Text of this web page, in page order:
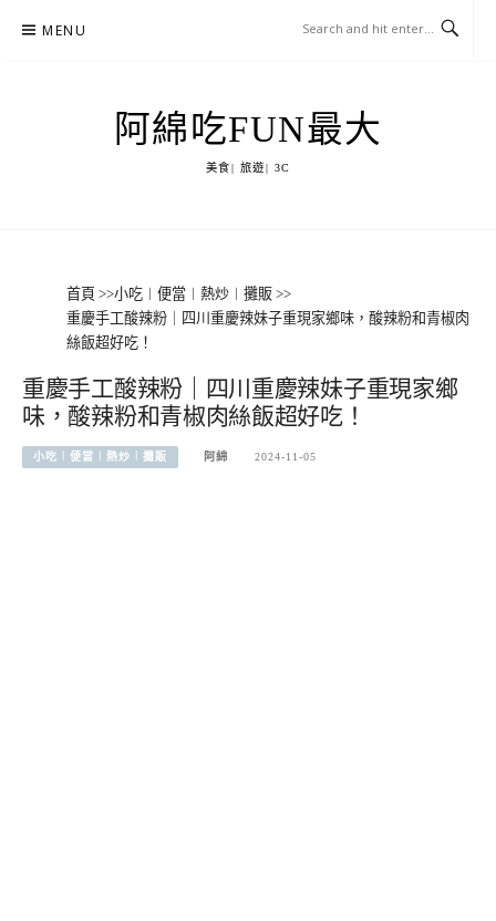
MENU
阿綿吃FUN最大
美食| 旅遊| 3C
首頁 >>小吃︱便當︱熱炒︱攤販 >>
重慶手工酸辣粉｜四川重慶辣妹子重現家鄉味，酸辣粉和青椒肉
絲飯超好吃！
重慶手工酸辣粉｜四川重慶辣妹子重現家鄉
味，酸辣粉和青椒肉絲飯超好吃！
小吃︱便當︱熱炒︱攤販 阿綿 2024-11-05